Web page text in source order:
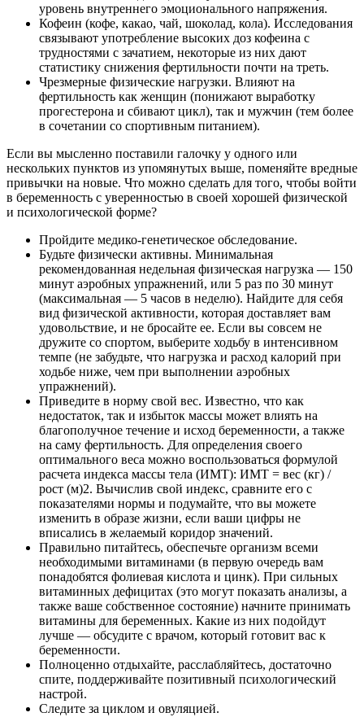
уровень внутреннего эмоционального напряжения.
Кофеин (кофе, какао, чай, шоколад, кола). Исследования
связывают употребление высоких доз кофеина с
трудностями с зачатием, некоторые из них дают
статистику снижения фертильности почти на треть.
Чрезмерные физические нагрузки. Влияют на
фертильность как женщин (понижают выработку
прогестерона и сбивают цикл), так и мужчин (тем более
в сочетании со спортивным питанием).
Если вы мысленно поставили галочку у одного или
нескольких пунктов из упомянутых выше, поменяйте вредные
привычки на новые. Что можно сделать для того, чтобы войти
в беременность с уверенностью в своей хорошей физической
и психологической форме?
Пройдите медико-генетическое обследование.
Будьте физически активны. Минимальная
рекомендованная недельная физическая нагрузка — 150
минут аэробных упражнений, или 5 раз по 30 минут
(максимальная — 5 часов в неделю). Найдите для себя
вид физической активности, которая доставляет вам
удовольствие, и не бросайте ее. Если вы совсем не
дружите со спортом, выберите ходьбу в интенсивном
темпе (не забудьте, что нагрузка и расход калорий при
ходьбе ниже, чем при выполнении аэробных
упражнений).
Приведите в норму свой вес. Известно, что как
недостаток, так и избыток массы может влиять на
благополучное течение и исход беременности, а также
на саму фертильность. Для определения своего
оптимального веса можно воспользоваться формулой
расчета индекса массы тела (ИМТ): ИМТ = вес (кг) /
рост (м)2. Вычислив свой индекс, сравните его с
показателями нормы и подумайте, что вы можете
изменить в образе жизни, если ваши цифры не
вписались в желаемый коридор значений.
Правильно питайтесь, обеспечьте организм всеми
необходимыми витаминами (в первую очередь вам
понадобятся фолиевая кислота и цинк). При сильных
витаминных дефицитах (это могут показать анализы, а
также ваше собственное состояние) начните принимать
витамины для беременных. Какие из них подойдут
лучше — обсудите с врачом, который готовит вас к
беременности.
Полноценно отдыхайте, расслабляйтесь, достаточно
спите, поддерживайте позитивный психологический
настрой.
Следите за циклом и овуляцией.